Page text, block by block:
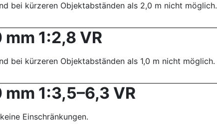
bei kürzeren Objektabständen als 2,0 m nicht möglich.
mm 1:2,8 VR
bei kürzeren Objektabständen als 1,0 m nicht möglich.
mm 1:3,5–6,3 VR
Einschränkungen.